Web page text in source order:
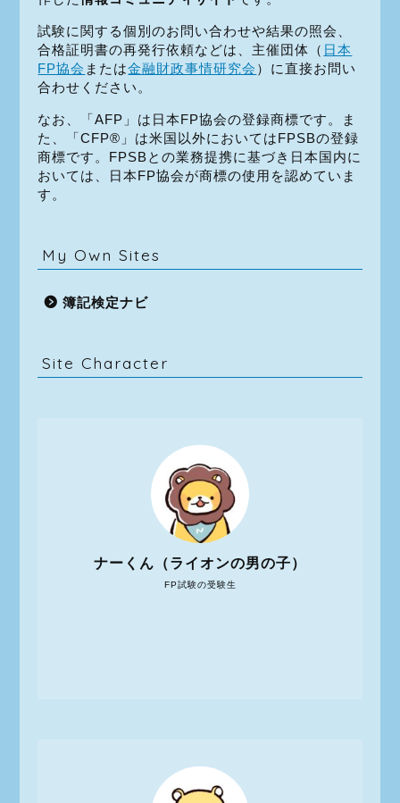
試験に関する個別のお問い合わせや結果の照会、
合格証明書の再発行依頼などは、主催団体（ 日本
FP協会 または金融財政事情研究会 ）に直接お問い
合わせください。
なお、「AFP」は日本FP協会の登録商標です。ま
た、「CFP®」は米国以外においてはFPSBの登録
商標です。FPSBとの業務提携に基づき日本国内に
おいては、日本FP協会が商標の使用を認めていま
す。
My Own Sites
簿記検定ナビ
Site Character
FP試験の受験生
ナーくん（ライオンの男の子）